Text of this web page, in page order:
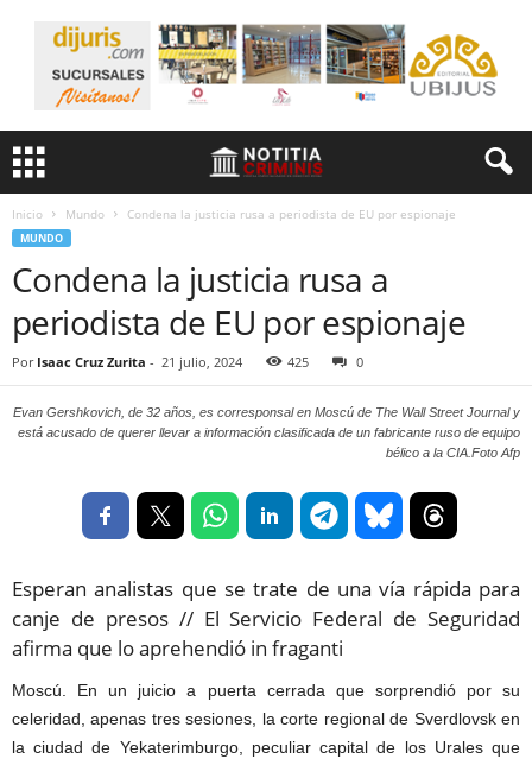
Inicio Mundo Condena la justicia rusa a periodista de EU por espionaje
MUNDO
Condena la justicia rusa a
periodista de EU por espionaje
Por Isaac Cruz Zurita - 21 julio, 2024 425 0
Evan Gershkovich, de 32 años, es corresponsal en Moscú de The Wall Street Journal y
está acusado de querer llevar a información clasificada de un fabricante ruso de equipo
bélico a la CIA.Foto Afp
Esperan analistas que se trate de una vía rápida para
canje de presos // El Servicio Federal de Seguridad
afirma que lo aprehendió in fraganti
Moscú. En un juicio a puerta cerrada que sorprendió por su
celeridad, apenas tres sesiones, la corte regional de Sverdlovsk en
la ciudad de Yekaterimburgo, peculiar capital de los Urales que